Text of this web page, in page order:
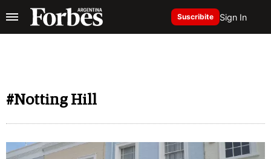
Suscribite Sign In
#Notting Hill